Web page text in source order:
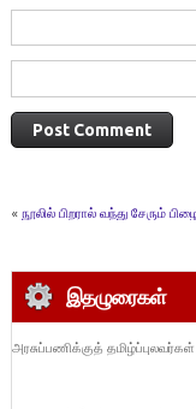
« நூலில் பிறரால் வந்து சேரும்
இதழுரைகள்
அரசுப்பணிக்குத் தமிழ்ப்புலவர்கள்